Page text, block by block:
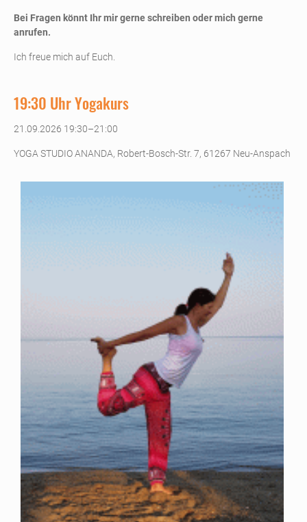
Bei Fragen könnt Ihr mir gerne schreiben oder mich gerne
anrufen.
Ich freue mich auf Euch.
19:30 Uhr Yogakurs
21.09.2026 19:30–21:00
YOGA STUDIO ANANDA, Robert-Bosch-Str. 7, 61267 Neu-Anspach